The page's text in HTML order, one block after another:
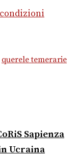
querele temerarie
Sapienza
Ucraina